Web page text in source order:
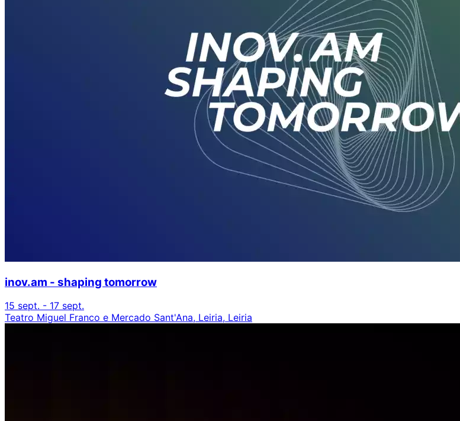
inov.am - shaping tomorrow
15 sept. - 17 sept.
Teatro Miguel Franco e Mercado Sant'Ana, Leiria, Leiria